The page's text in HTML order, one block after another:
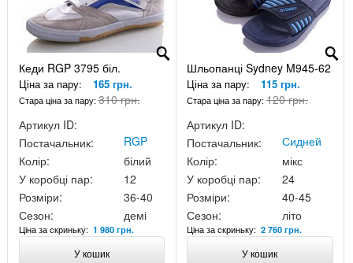
Кеди RGP 3795 біл.
Ціна за пару: 165 грн.
Стара ціна за пару:310 грн.
Артикул ID:
Постачальник:
RGP
Колір:
білий
У коробці пар:
12
Розміри:
36-40
Сезон:
демі
Ціна за скриньку: 1 980 грн.
У кошик
Шльопанці Sydney M945-62
Ціна за пару: 115 грн.
Стара ціна за пару:120 грн.
Артикул ID:
Постачальник:
Сидней
Колір:
мікс
У коробці пар:
24
Розміри:
40-45
Сезон:
літо
Ціна за скриньку:2 760 грн.
У кошик